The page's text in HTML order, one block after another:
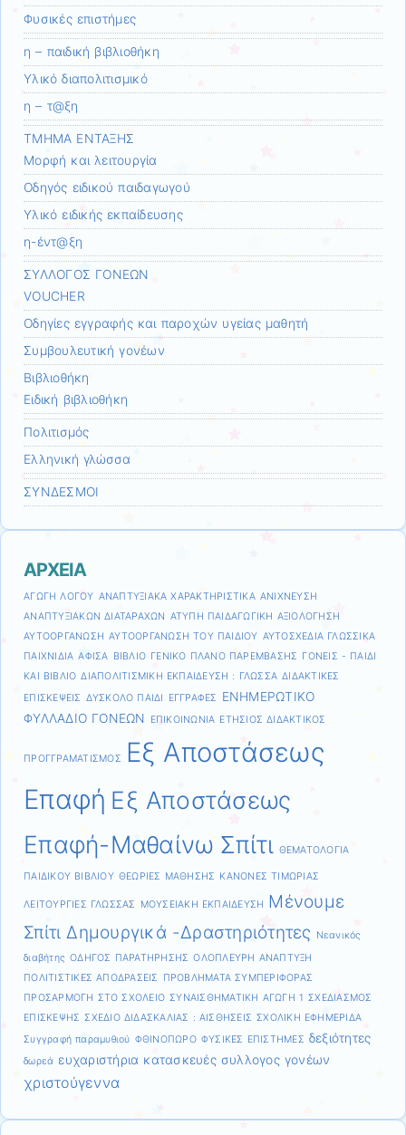
Φυσικές επιστήμες
η – παιδική βιβλιοθήκη
Υλικό διαπολιτισμικό
η – τ@ξη
ΤΜΗΜΑ ΕΝΤΑΞΗΣ
Μορφή και λειτουργία
Οδηγός ειδικού παιδαγωγού
Υλικό ειδικής εκπαίδευσης
η-έντ@ξη
ΣΥΛΛΟΓΟΣ ΓΟΝΕΩΝ
VOUCHER
Οδηγίες εγγραφής και παροχών υγείας μαθητή
Συμβουλευτική γονέων
Βιβλιοθήκη
Ειδική βιβλιοθήκη
Πολιτισμός
Ελληνική γλώσσα
ΣΥΝΔΕΣΜΟΙ
ΑΡΧΕΙΑ
ΑΓΩΓΗ ΛΟΓΟΥ ΑΝΑΠΤΥΞΙΑΚΑ ΧΑΡΑΚΤΗΡΙΣΤΙΚΑ ΑΝΙΧΝΕΥΣΗ
ΑΝΑΠΤΥΞΙΑΚΩΝ ΔΙΑΤΑΡΑΧΩΝ ΑΤΥΠΗ ΠΑΙΔΑΓΩΓΙΚΗ ΑΞΙΟΛΟΓΗΣΗ
ΑΥΤΟΟΡΓΑΝΩΣΗ ΑΥΤΟΟΡΓΑΝΩΣΗ ΤΟΥ ΠΑΙΔΙΟΥ ΑΥΤΟΣΧΕΔΙΑ ΓΛΩΣΣΙΚΑ
ΠΑΙΧΝΙΔΙΑ ΑΦΙΣΑ ΒΙΒΛΙΟ ΓΕΝΙΚΟ ΠΛΑΝΟ ΠΑΡΕΜΒΑΣΗΣ ΓΟΝΕΙΣ - ΠΑΙΔΙ
ΚΑΙ ΒΙΒΛΙΟ ΔΙΑΠΟΛΙΤΙΣΜΙΚΗ ΕΚΠΑΙΔΕΥΣΗ : ΓΛΩΣΣΑ ΔΙΔΑΚΤΙΚΕΣ
ΕΠΙΣΚΕΨΕΙΣ ΔΥΣΚΟΛΟ ΠΑΙΔΙ ΕΓΓΡΑΦΕΣ
ΕΝΗΜΕΡΩΤΙΚΟ
ΦΥΛΛΑΔΙΟ ΓΟΝΕΩΝ
ΕΠΙΚΟΙΝΩΝΙΑ ΕΤΗΣΙΟΣ ΔΙΔΑΚΤΙΚΟΣ
ΠΡΟΓΓΡΑΜΑΤΙΣΜΟΣ
Εξ Αποστάσεως
Επαφή Εξ Αποστάσεως
Επαφή-Μαθαίνω Σπίτι ΘΕΜΑΤΟΛΟΓΙΑ
ΠΑΙΔΙΚΟΥ ΒΙΒΛΙΟΥ ΘΕΩΡΙΕΣ ΜΑΘΗΣΗΣ ΚΑΝΟΝΕΣ ΤΙΜΩΡΙΑΣ
ΛΕΙΤΟΥΡΓΙΕΣ ΓΛΩΣΣΑΣ ΜΟΥΣΕΙΑΚΗ ΕΚΠΑΙΔΕΥΣΗ Μένουμε
Σπίτι Δημουργικά -Δραστηριότητες
Νεανικός
διαβήτης ΟΔΗΓΟΣ ΠΑΡΑΤΗΡΗΣΗΣ ΟΛΟΠΛΕΥΡΗ ΑΝΑΠΤΥΞΗ
ΠΟΛΙΤΙΣΤΙΚΕΣ ΑΠΟΔΡΑΣΕΙΣ
ΠΡΟΒΛΗΜΑΤΑ ΣΥΜΠΕΡΙΦΟΡΑΣ
ΠΡΟΣΑΡΜΟΓΗ ΣΤΟ ΣΧΟΛΕΙΟ ΣΥΝΑΙΣΘΗΜΑΤΙΚΗ ΑΓΩΓΗ 1 ΣΧΕΔΙΑΣΜΟΣ
ΕΠΙΣΚΕΨΗΣ ΣΧΕΔΙΟ ΔΙΔΑΣΚΑΛΙΑΣ : ΑΙΣΘΗΣΕΙΣ ΣΧΟΛΙΚΗ ΕΦΗΜΕΡΙΔΑ
Συγγραφή παραμυθιού ΦΘΙΝΟΠΩΡΟ ΦΥΣΙΚΕΣ ΕΠΙΣΤΗΜΕΣ δεξιότητες
δωρεά ευχαριστήρια κατασκευές συλλογος γονέων
χριστούγεννα